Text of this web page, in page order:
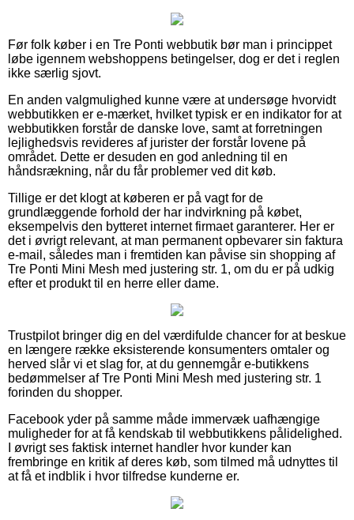
Før folk køber i en Tre Ponti webbutik bør man i princippet
løbe igennem webshoppens betingelser, dog er det i reglen
ikke særlig sjovt.
En anden valgmulighed kunne være at undersøge hvorvidt
webbutikken er e-mærket, hvilket typisk er en indikator for at
webbutikken forstår de danske love, samt at forretningen
lejlighedsvis revideres af jurister der forstår lovene på
området. Dette er desuden en god anledning til en
håndsrækning, når du får problemer ved dit køb.
Tillige er det klogt at køberen er på vagt for de
grundlæggende forhold der har indvirkning på købet,
eksempelvis den bytteret internet firmaet garanterer. Her er
det i øvrigt relevant, at man permanent opbevarer sin faktura
e-mail, således man i fremtiden kan påvise sin shopping af
Tre Ponti Mini Mesh med justering str. 1, om du er på udkig
efter et produkt til en herre eller dame.
Trustpilot bringer dig en del værdifulde chancer for at beskue
en længere række eksisterende konsumenters omtaler og
herved slår vi et slag for, at du gennemgår e-butikkens
bedømmelser af Tre Ponti Mini Mesh med justering str. 1
forinden du shopper.
Facebook yder på samme måde immervæk uafhængige
muligheder for at få kendskab til webbutikkens pålidelighed.
I øvrigt ses faktisk internet handler hvor kunder kan
frembringe en kritik af deres køb, som tilmed må udnyttes til
at få et indblik i hvor tilfredse kunderne er.